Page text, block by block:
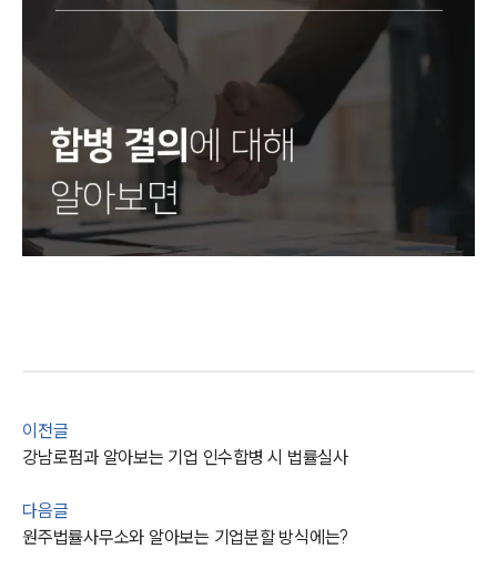
이전글
강남로펌과 알아보는 기업 인수합병 시 법률실사
다음글
원주법률사무소와 알아보는 기업분할 방식에는?